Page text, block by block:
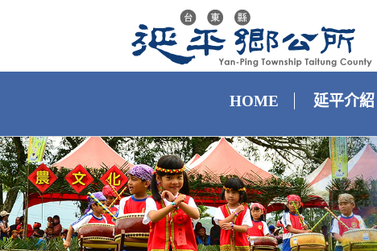
HOME 延平介紹